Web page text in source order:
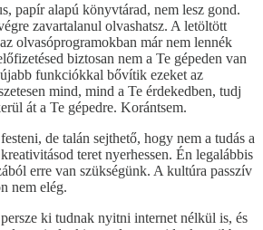
papír alapú könyvtárad, nem lesz gond.
zavartalanul olvashatsz. A letöltött
olvasóprogramokban már nem lennék
biztosan nem a Te gépeden van
funkciókkal bővítik ezeket az
mind, mind a Te érdekedben, tudj
át a Te gépedre. Korántsem.
de talán sejthető, hogy nem a tudás a
teret nyerhessen. Én legalábbis
erre van szükségünk. A kultúra passzív
nem elég.
ki tudnak nyitni internet nélkül is, és